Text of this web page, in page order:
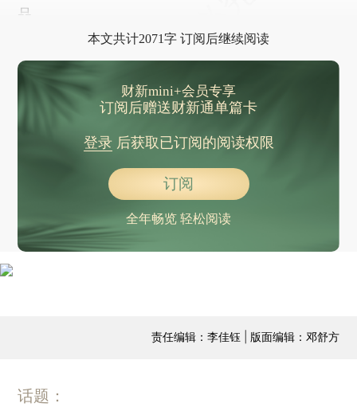
品。
本文共计2071字 订阅后继续阅读
财新mini+会员专享
订阅后赠送财新通单篇卡
登录后获取已订阅的阅读权限
订阅
全年畅览 轻松阅读
责任编辑：李佳钰 | 版面编辑：邓舒方
话题：